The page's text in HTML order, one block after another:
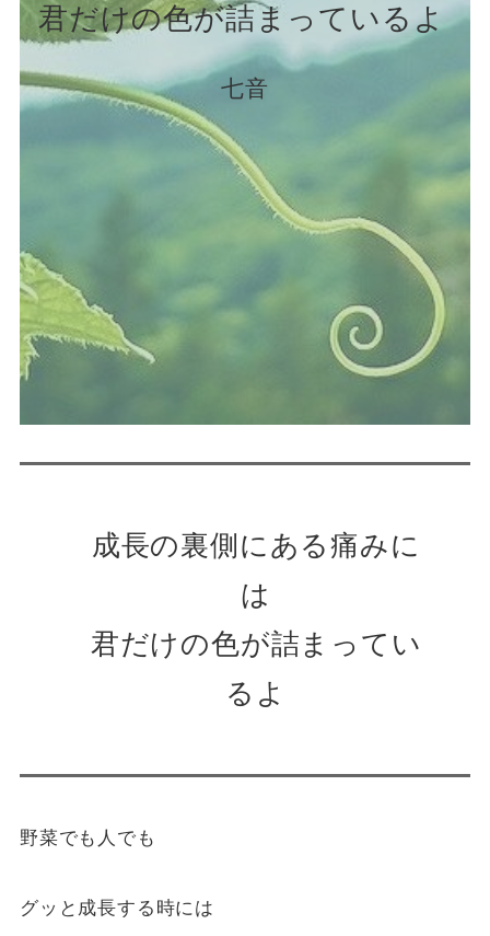
君だけの色が詰まっているよ
七音
成長の裏側にある痛みに
は
君だけの色が詰まってい
るよ
野菜でも人でも
グッと成長する時には